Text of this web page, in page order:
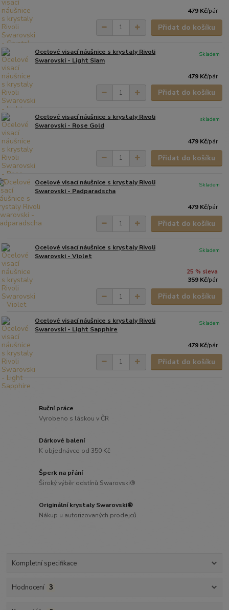
479 Kč/pár
Přidat do košíku
Ocelové visací náušnice s krystaly Rivoli
Swarovski - Light Siam
479 Kč/pár
Skladem
Přidat do košíku
Ocelové visací náušnice s krystaly Rivoli
Swarovski - Rose Gold
479 Kč/pár
skladem
Přidat do košíku
Ocelové visací náušnice s krystaly Rivoli
Swarovski - Padparadscha
479 Kč/pár
Skladem
Přidat do košíku
Ocelové visací náušnice s krystaly Rivoli
Swarovski - Violet
25 % sleva
359 Kč/pár
Skladem
Přidat do košíku
Ocelové visací náušnice s krystaly Rivoli
Swarovski - Light Sapphire
479 Kč/pár
Skladem
Přidat do košíku
Ruční práce
Vyrobeno s láskou v ČR
Dárkové balení
K objednávce od 350 Kč
Šperk na přání
Široký výběr odstínů Swarovski®
Originální krystaly Swarovski®
Nákup u autorizovaných prodejců
Kompletní specifikace
Hodnocení 3